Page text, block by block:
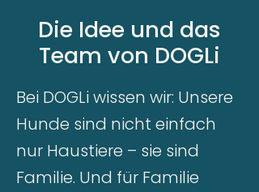
Die Idee und das
Team von DOGLi
Bei DOGLi wissen wir: Unsere
Hunde sind nicht einfach
nur Haustiere – sie sind
Familie. Und für Familie